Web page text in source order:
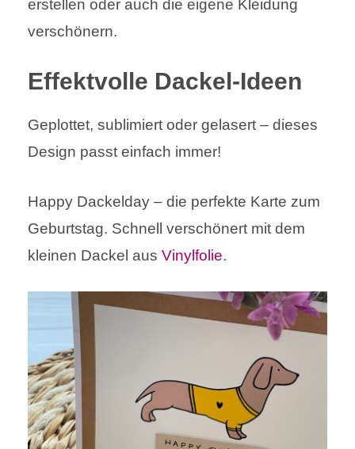
erstellen oder auch die eigene Kleidung
verschönern.
Effektvolle Dackel-Ideen
Geplottet, sublimiert oder gelasert – dieses
Design passt einfach immer!
Happy Dackelday – die perfekte Karte zum
Geburtstag. Schnell verschönert mit dem
kleinen Dackel aus Vinylfolie.